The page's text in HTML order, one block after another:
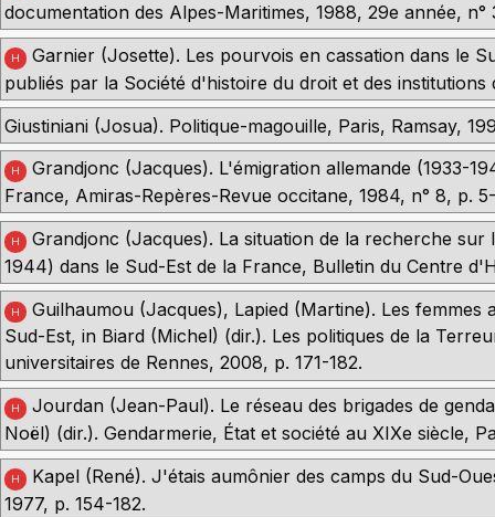
documentation des Alpes-Maritimes, 1988, 29e année, n°
H
Garnier (Josette). Les pourvois en cassation dans le
publiés par la Société d'histoire du droit et des
Giustiniani (Josua). Politique-magouille, Paris, Ramsay,
H
Grandjonc (Jacques). L'émigration allemande (1933-
France, Amiras-Repères-Revue occitane, 1984, n° 8, p.
H
Grandjonc (Jacques). La situation de la recherche
1944) dans le Sud-Est de la France, Bulletin du Centre
H
Guilhaumou (Jacques), Lapied (Martine). Les
Sud-Est, in Biard (Michel) (dir.). Les politiques de la
universitaires de Rennes, 2008, p. 171-182.
H
Jourdan (Jean-Paul). Le réseau des brigades de
Noël) (dir.). Gendarmerie, État et société au XIXe siècle,
H
Kapel (René). J'étais aumônier des camps du Sud-
1977, p. 154-182.